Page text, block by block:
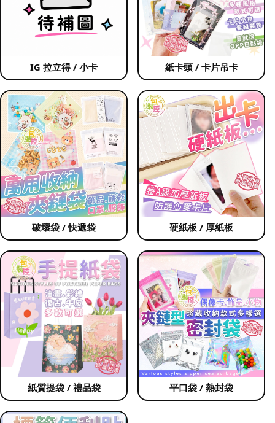
IG 拉立得 / 小卡 紙卡頭 / 卡片吊卡
破壞袋 / 快遞袋 硬紙板 / 厚紙板
紙質提袋 / 禮品袋 平口袋 / 熱封袋